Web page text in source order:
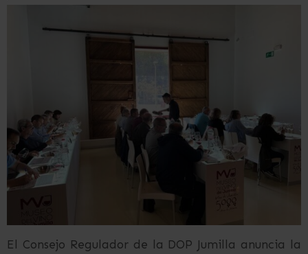
El Consejo Regulador de la DOP Jumilla anuncia la